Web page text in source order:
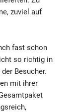
zuviel auf
fast schon
so richtig in
Besucher.
mit ihrer